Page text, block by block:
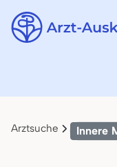
Arztsuche Innere